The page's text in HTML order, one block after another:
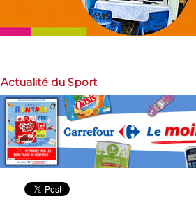
Actualité du Sport